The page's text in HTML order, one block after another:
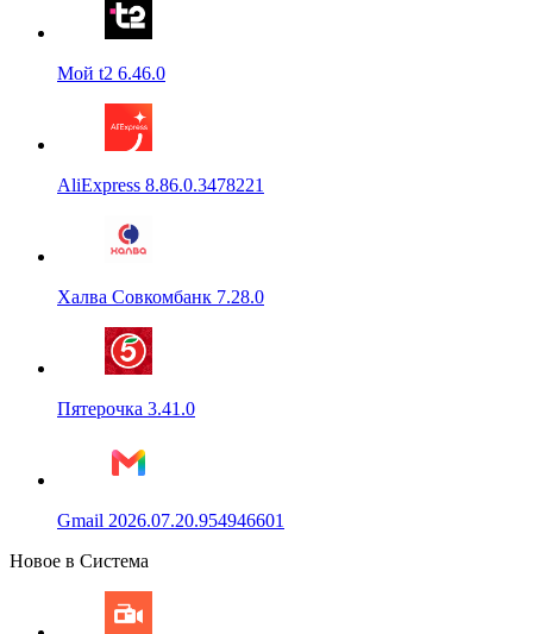
Мой t2 6.46.0
AliExpress 8.86.0.3478221
Халва Совкомбанк 7.28.0
Пятерочка 3.41.0
Gmail 2026.07.20.954946601
Новое в Система